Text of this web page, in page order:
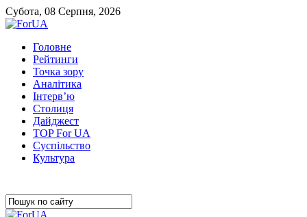
Субота, 08 Серпня, 2026
Головне
Рейтинги
Точка зору
Аналітика
Інтерв’ю
Столиця
Дайджест
TOP For UA
Суспiльство
Культура